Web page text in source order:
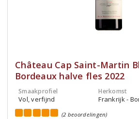
Château Cap Saint-Martin
Bordeaux halve fles 2022
Smaakprofiel
Vol, verfijnd
Herkomst
Frankrijk -
(2 beoordelingen)